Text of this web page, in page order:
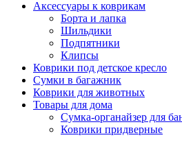
Аксессуары к коврикам
Борта и лапка
Шильдики
Подпятники
Клипсы
Коврики под детское кресло
Сумки в багажник
Коврики для животных
Товары для дома
Сумка-органайзер для
Коврики придверные